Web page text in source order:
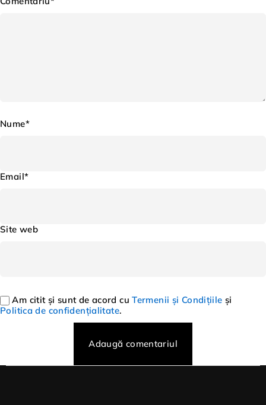
Nume*
Email*
Site web
Am citit și sunt de acord cuTermenii și Condițiile și
Politica de confidențialitate.
Adaugă comentariul